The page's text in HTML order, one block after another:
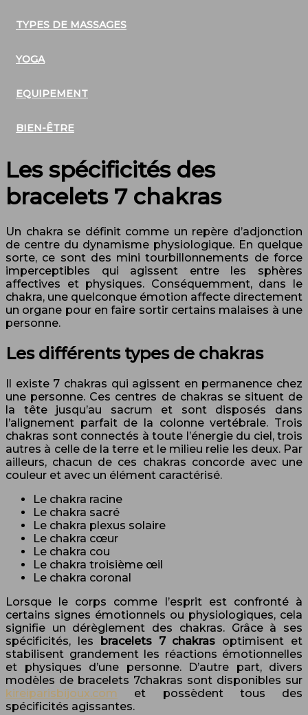
TYPES DE MASSAGES
YOGA
EQUIPEMENT
BIEN-ÊTRE
Les spécificités des
bracelets 7 chakras
Un chakra se définit comme un repère d’adjonction
de centre du dynamisme physiologique. En quelque
sorte, ce sont des mini tourbillonnements de force
imperceptibles qui agissent entre les sphères
affectives et physiques. Conséquemment, dans le
chakra, une quelconque émotion affecte directement
un organe pour en faire sortir certains malaises à une
personne.
Les différents types de chakras
Il existe 7 chakras qui agissent en permanence chez
une personne. Ces centres de chakras se situent de
la tête jusqu’au sacrum et sont disposés dans
l’alignement parfait de la colonne vertébrale. Trois
chakras sont connectés à toute l’énergie du ciel, trois
autres à celle de la terre et le milieu relie les deux. Par
ailleurs, chacun de ces chakras concorde avec une
couleur et avec un élément caractérisé.
Le chakra racine
Le chakra sacré
Le chakra plexus solaire
Le chakra cœur
Le chakra cou
Le chakra troisième œil
Le chakra coronal
Lorsque le corps comme l’esprit est confronté à
certains signes émotionnels ou physiologiques, cela
signifie un dérèglement des chakras. Grâce à ses
spécificités, les bracelets 7 chakras optimisent et
stabilisent grandement les réactions émotionnelles
et physiques d’une personne. D’autre part, divers
modèles de bracelets 7chakras sont disponibles sur
kireiparisbijoux.com et possèdent tous des
spécificités agissantes.